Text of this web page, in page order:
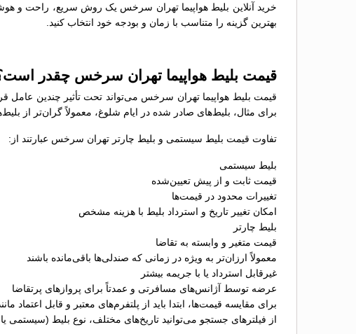
خرید آنلاین بلیط هواپیما تهران سرخس یک روش سریع، راحت و
بهترین گزینه را متناسب با زمان و بودجه خود انتخاب کنید.
قیمت بلیط هواپیما تهران سرخس چقدر
قیمت بلیط هواپیما تهران سرخس می‌تواند تحت تأثیر چندین عامل
برای مثال، بلیط‌های صادر شده در ایام شلوغ، معمولاً گران‌تر از
تفاوت قیمت بلیط سیستمی و بلیط چارتر تهران سرخس عبارتند از:
بلیط سیستمی
قیمت ثابت و از پیش تعیین‌شده
تغییرات محدود در قیمت‌ها
امکان تغییر تاریخ و استرداد بلیط با هزینه مشخص
بلیط چارتر
قیمت متغیر و وابسته به تقاضا
معمولاً ارزان‌تر به ویژه در زمانی که صندلی‌ها باقی‌مانده باشند
غیرقابل استرداد یا با جریمه بیشتر
عرضه توسط آژانس‌های مسافرتی و عمدتاً برای پروازهای پرتقاضا
برای مقایسه قیمت‌ها، ابتدا باید از پلتفرم‌های معتبر و قابل
از فیلترهای جستجو می‌توانید تاریخ‌های مختلف، نوع بلیط (سیستمی